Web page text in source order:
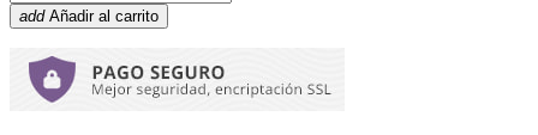
add Añadir al carrito